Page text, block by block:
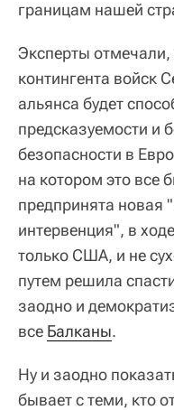
границам нашей
Эксперты отмечали,
контингента войск
альянса будет
предсказуемости и
безопасности в
на котором это все
предпринята новая
интервенция", в
только США, и не
путем решила
заодно и
все Балканы.
Ну и заодно
бывает с теми, кто